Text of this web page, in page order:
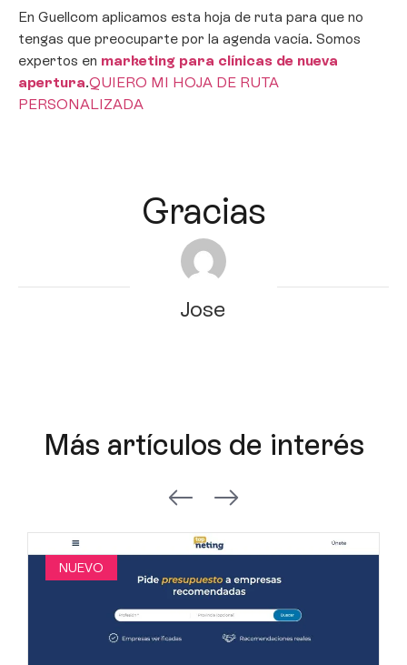
En Guellcom aplicamos esta hoja de ruta para que no
tengas que preocuparte por la agenda vacía. Somos
expertos en marketing para clínicas de nueva
apertura.QUIERO MI HOJA DE RUTA
PERSONALIZADA
Gracias
Jose
Más artículos de interés
NUEVO